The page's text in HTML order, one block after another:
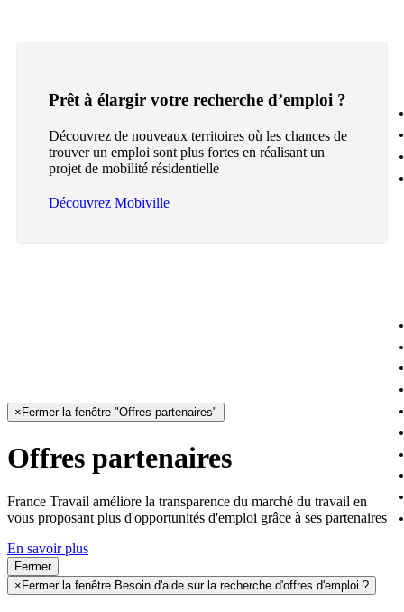
Prêt à élargir votre recherche d’emploi ?
Découvrez de nouveaux territoires où les chances de
trouver un emploi sont plus fortes en réalisant un
projet de mobilité résidentielle
Découvrez Mobiville
× Fermer la fenêtre "Offres partenaires"
Offres partenaires
France Travail améliore la transparence du marché du travail en
vous proposant plus d'opportunités d'emploi grâce à ses partenaires
En savoir plus
Fermer
× Fermer la fenêtre Besoin d'aide sur la recherche d'offres d'emploi ?